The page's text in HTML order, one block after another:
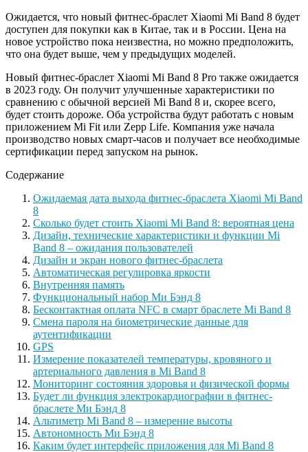
Ожидается, что новый фитнес-браслет Xiaomi Mi Band 8 будет
доступен для покупки как в Китае, так и в России. Цена на
новое устройство пока неизвестна, но можно предположить,
что она будет выше, чем у предыдущих моделей.
Новый фитнес-браслет Xiaomi Mi Band 8 Pro также ожидается
в 2023 году. Он получит улучшенные характеристики по
сравнению с обычной версией Mi Band 8 и, скорее всего,
будет стоить дороже. Оба устройства будут работать с новым
приложением Mi Fit или Zepp Life. Компания уже начала
производство новых смарт-часов и получает все необходимые
сертификации перед запуском на рынок.
Содержание
Ожидаемая дата выхода фитнес-браслета Xiaomi Mi Band
8
Сколько будет стоить Xiaomi Mi Band 8: вероятная цена
Дизайн, технические характеристики и функции Mi
Band 8 – ожидания пользователей
Дизайн и экран нового фитнес-браслета
Автоматическая регулировка яркости
Внутренняя память
Функциональный набор Ми Бэнд 8
Бесконтактная оплата NFC в смарт браслете Mi Band 8
Смена пароля на биометрические данные для
аутентификации
GPS
Измерение показателей температуры, кровяного и
артериального давления в Mi Band 8
Мониторинг состояния здоровья и физической формы
Будет ли функция электрокардиографии в фитнес-
браслете Ми Бэнд 8
Альтиметр Mi Band 8 – измерение высоты
Автономность Ми Бэнд 8
Каким будет интерфейс приложения для Mi Band 8